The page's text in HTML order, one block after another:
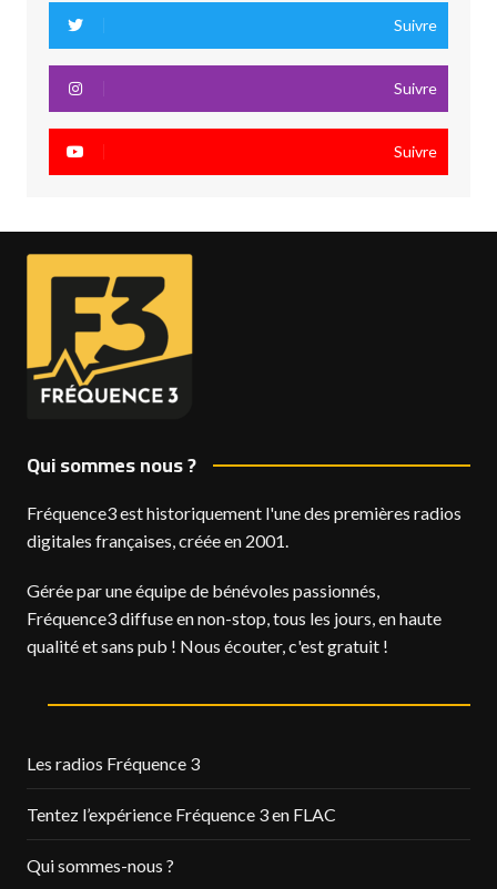
Suivre
Suivre
Suivre
Qui sommes nous ?
Fréquence3 est historiquement l'une des premières radios
digitales françaises, créée en 2001.
Gérée par une équipe de bénévoles passionnés,
Fréquence3 diffuse en non-stop, tous les jours, en haute
qualité et sans pub ! Nous écouter, c'est gratuit !
Les radios Fréquence 3
Tentez l’expérience Fréquence 3 en FLAC
Qui sommes-nous ?